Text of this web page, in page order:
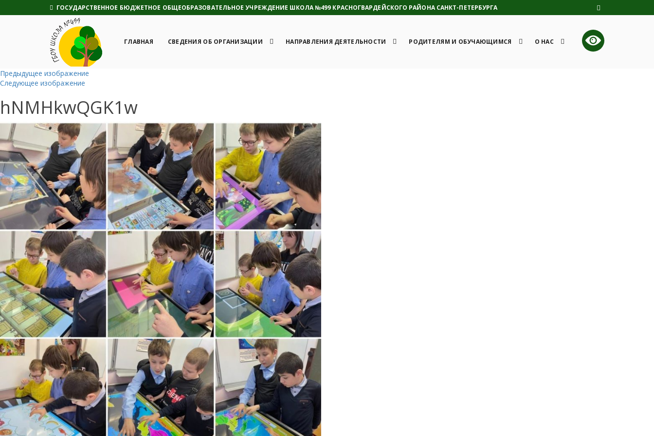
ГОСУДАРСТВЕННОЕ БЮДЖЕТНОЕ ОБЩЕОБРАЗОВАТЕЛЬНОЕ УЧРЕЖДЕНИЕ ШКОЛА №499 КРАСНОГВАРДЕЙСКОГО РАЙОНА САНКТ-ПЕТЕРБУРГА
ГЛАВНАЯ СВЕДЕНИЯ ОБ ОРГАНИЗАЦИИ НАПРАВЛЕНИЯ ДЕЯТЕЛЬНОСТИ РОДИТЕЛЯМ И ОБУЧАЮЩИМСЯ О НАС
Предыдущее изображение
Следующее изображение
hNMHkwQGK1w